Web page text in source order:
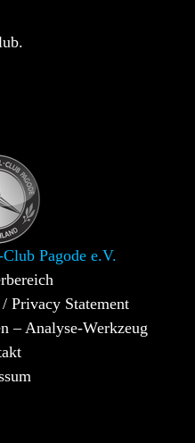
Pagode e.V.
Privacy Statement
– Analyse-Werkzeug